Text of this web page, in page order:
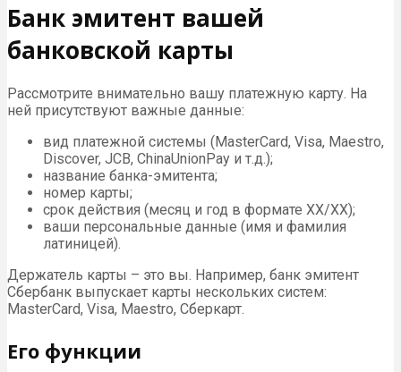
Банк эмитент вашей
банковской карты
Рассмотрите внимательно вашу платежную карту. На
ней присутствуют важные данные:
вид платежной системы (MasterCard, Visa, Maestro,
Discover, JCB, ChinaUnionPay и т.д.);
название банка-эмитента;
номер карты;
срок действия (месяц и год в формате ХХ/ХХ);
ваши персональные данные (имя и фамилия
латиницей).
Держатель карты – это вы. Например, банк эмитент
Сбербанк выпускает карты нескольких систем:
MasterCard, Visa, Maestro, Сберкарт.
Его функции